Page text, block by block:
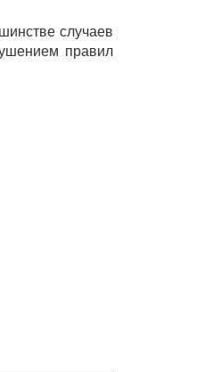
случаев
правил